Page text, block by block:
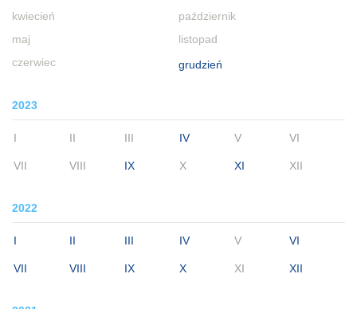
kwiecień
maj
czerwiec
październik
listopad
grudzień
2023
I II III IV V VI
VII VIII IX X XI XII
2022
I II III IV V VI
VII VIII IX X XI XII